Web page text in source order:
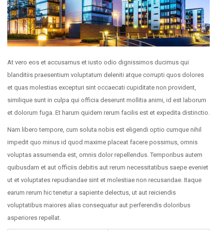
At vero eos et accusamus et iusto odio dignissimos ducimus qui
blanditiis praesentium voluptatum deleniti atque corrupti quos dolores
et quas molestias excepturi sint occaecati cupiditate non provident,
similique sunt in culpa qui officia deserunt mollitia animi, id est laborum
et dolorum fuga. Et harum quidem rerum facilis est et expedita distinctio.
Nam libero tempore, cum soluta nobis est eligendi optio cumque nihil
impedit quo minus id quod maxime placeat facere possimus, omnis
voluptas assumenda est, omnis dolor repellendus. Temporibus autem
quibusdam et aut officiis debitis aut rerum necessitatibus saepe eveniet
ut et voluptates repudiandae sint et molestiae non recusandae. Itaque
earum rerum hic tenetur a sapiente delectus, ut aut reiciendis
voluptatibus maiores alias consequatur aut perferendis doloribus
asperiores repellat.